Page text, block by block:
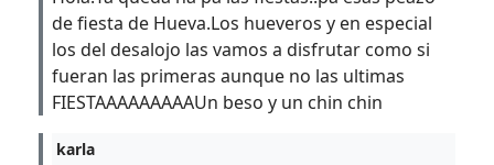
de fiesta de Hueva.Los hueveros y en especial
los del desalojo las vamos a disfrutar como si
fueran las primeras aunque no las ultimas
FIESTAAAAAAAAAUn beso y un chin chin
karla